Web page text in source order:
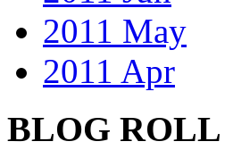
2011 May
2011 Apr
BLOG ROLL